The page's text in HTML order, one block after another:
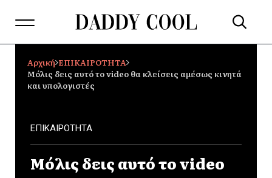
Αρχική ΕΠΙΚΑΙΡΟΤΗΤΑ
Μόλις δεις αυτό το video θα κλείσεις αμέσως κινητά
και υπολογιστές
ΕΠΙΚΑΙΡΟΤΗΤΑ
Μόλις δεις αυτό το video